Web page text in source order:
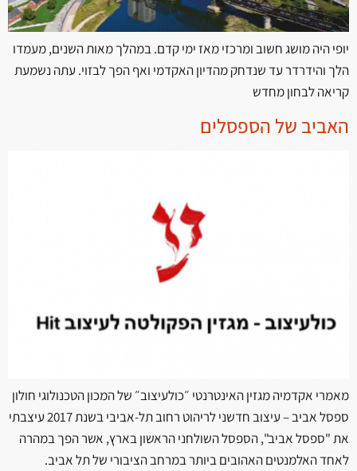
יופי היה מושג חשוב ומרכזי מאז ימי קדם. במהלך מאות השנים, מעמדו
הלך והידרדר עד שנדחק מהדיון האקדמי ואף הפך לבזוי. עתה נשמעת
קריאה לבחון מחדש
האביב של הספסלים
מאמרי אקדמיה מגזין האינטרנטי ״כולעיצוב״ של המכון הטכנולוגי חולון
ספסל אביב – עיצוב חדשני לריהוט רחוב תל-אביבי בשנת 2017 עיצבתי
את "ספסל אביב", הספסל השולחני הראשון בארץ, אשר הפך במהרה
לאחד האלמנטים האהובים ביותר במרחב הציבורי של תל אביב.